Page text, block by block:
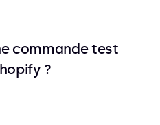
commande test
?